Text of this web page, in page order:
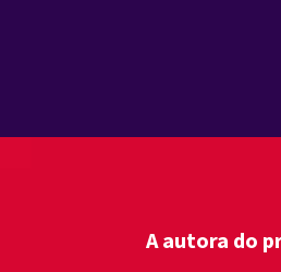
A autora do